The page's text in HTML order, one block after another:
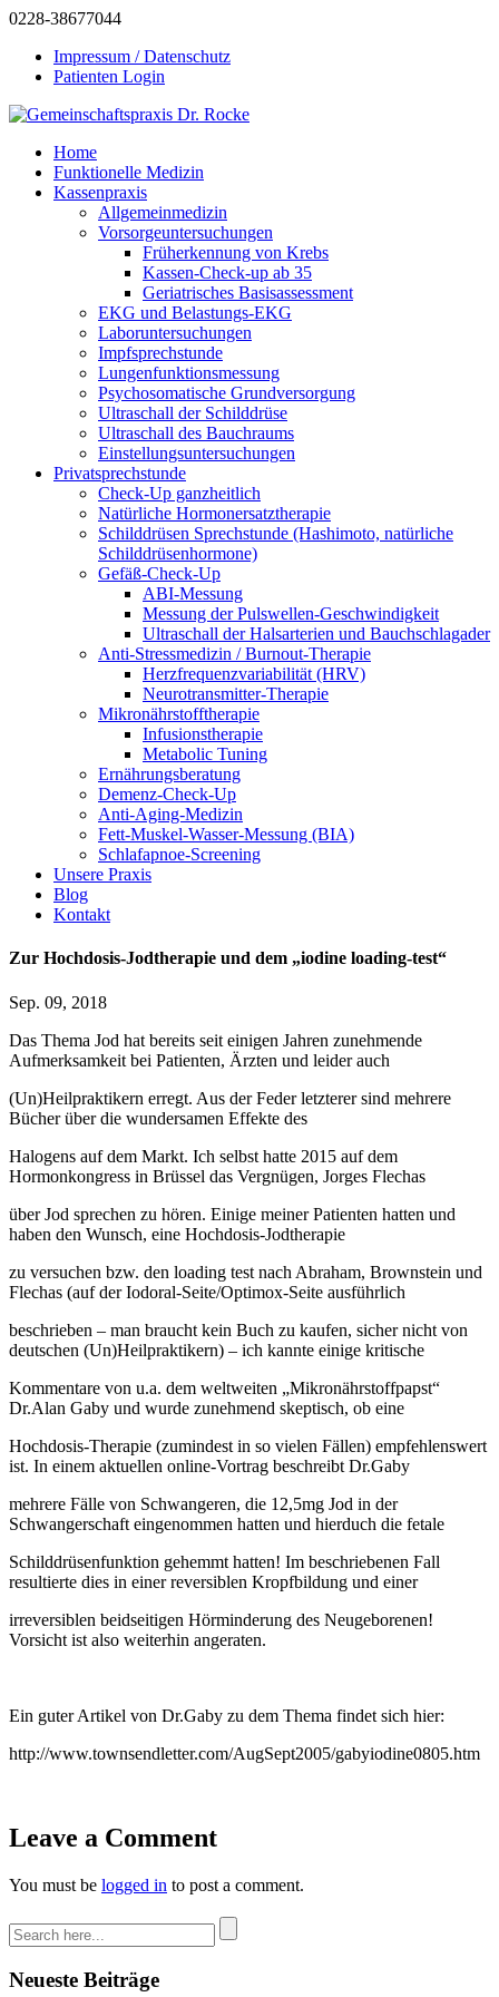
0228-38677044
Impressum / Datenschutz
Patienten Login
Home
Funktionelle Medizin
Kassenpraxis
Allgemeinmedizin
Vorsorgeuntersuchungen
Früherkennung von Krebs
Kassen-Check-up ab 35
Geriatrisches Basisassessment
EKG und Belastungs-EKG
Laboruntersuchungen
Impfsprechstunde
Lungenfunktionsmessung
Psychosomatische Grundversorgung
Ultraschall der Schilddrüse
Ultraschall des Bauchraums
Einstellungsuntersuchungen
Privatsprechstunde
Check-Up ganzheitlich
Natürliche Hormonersatztherapie
Schilddrüsen Sprechstunde (Hashimoto, natürliche
Schilddrüsenhormone)
Gefäß-Check-Up
ABI-Messung
Messung der Pulswellen-Geschwindigkeit
Ultraschall der Halsarterien und Bauchschlagader
Anti-Stressmedizin / Burnout-Therapie
Herzfrequenzvariabilität (HRV)
Neurotransmitter-Therapie
Mikronährstofftherapie
Infusionstherapie
Metabolic Tuning
Ernährungsberatung
Demenz-Check-Up
Anti-Aging-Medizin
Fett-Muskel-Wasser-Messung (BIA)
Schlafapnoe-Screening
Unsere Praxis
Blog
Kontakt
Zur Hochdosis-Jodtherapie und dem „iodine loading-test“
Sep. 09, 2018
Das Thema Jod hat bereits seit einigen Jahren zunehmende
Aufmerksamkeit bei Patienten, Ärzten und leider auch
(Un)Heilpraktikern erregt. Aus der Feder letzterer sind mehrere
Bücher über die wundersamen Effekte des
Halogens auf dem Markt. Ich selbst hatte 2015 auf dem
Hormonkongress in Brüssel das Vergnügen, Jorges Flechas
über Jod sprechen zu hören. Einige meiner Patienten hatten und
haben den Wunsch, eine Hochdosis-Jodtherapie
zu versuchen bzw. den loading test nach Abraham, Brownstein und
Flechas (auf der Iodoral-Seite/Optimox-Seite ausführlich
beschrieben – man braucht kein Buch zu kaufen, sicher nicht von
deutschen (Un)Heilpraktikern) – ich kannte einige kritische
Kommentare von u.a. dem weltweiten „Mikronährstoffpapst“
Dr.Alan Gaby und wurde zunehmend skeptisch, ob eine
Hochdosis-Therapie (zumindest in so vielen Fällen) empfehlenswert
ist. In einem aktuellen online-Vortrag beschreibt Dr.Gaby
mehrere Fälle von Schwangeren, die 12,5mg Jod in der
Schwangerschaft eingenommen hatten und hierduch die fetale
Schilddrüsenfunktion gehemmt hatten! Im beschriebenen Fall
resultierte dies in einer reversiblen Kropfbildung und einer
irreversiblen beidseitigen Hörminderung des Neugeborenen!
Vorsicht ist also weiterhin angeraten.
Ein guter Artikel von Dr.Gaby zu dem Thema findet sich hier:
http://www.townsendletter.com/AugSept2005/gabyiodine0805.htm
Leave a Comment
You must be logged in to post a comment.
Neueste Beiträge